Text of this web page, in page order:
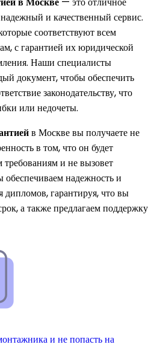
и качественный сервис.
соответствуют всем
с гарантией их юридической
Наши специалисты
документ, чтобы обеспечить
законодательству, что
или недочеты.
в Москве вы получаете не
в том, что он будет
и не вызовет
надежность и
дипломов, гарантируя, что вы
а также предлагаем поддержку
и не попасть на